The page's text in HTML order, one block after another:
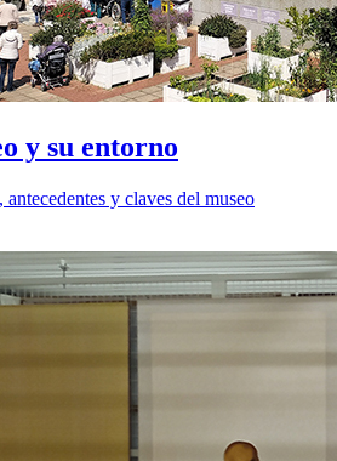
y su entorno
y claves del museo